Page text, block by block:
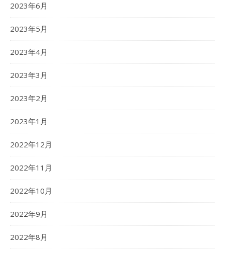
2023年6月
2023年5月
2023年4月
2023年3月
2023年2月
2023年1月
2022年12月
2022年11月
2022年10月
2022年9月
2022年8月